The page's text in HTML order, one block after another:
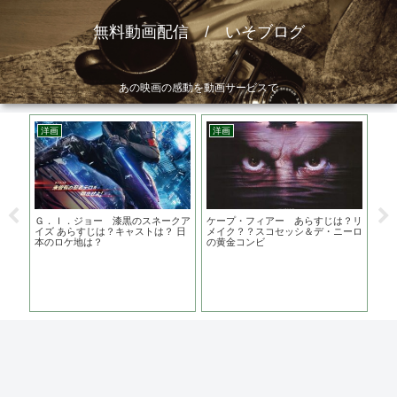
無料動画配信 / いそブログ
あの映画の感動を動画サービスで
洋画
Ｇ．Ｉ．ジョー 漆黒のスネークア
イズ あらすじは？キャストは？ 日
本のロケ地は？
洋画
ケープ・フィアー あらすじは？リ
メイク？？スコセッシ＆デ・ニーロ
の黄金コンビ
モ